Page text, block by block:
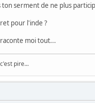
serment de ne plus
pour l'inde ?
moi tout...
pire...